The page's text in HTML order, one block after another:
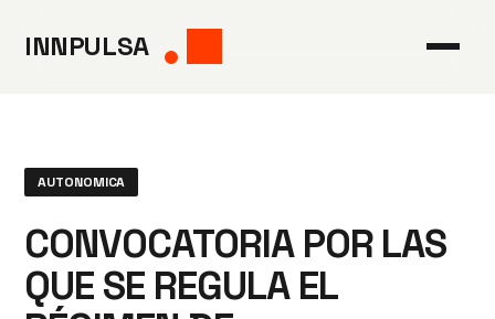
INNPULSA
AUTONOMICA
CONVOCATORIA POR LAS
QUE SE REGULA EL